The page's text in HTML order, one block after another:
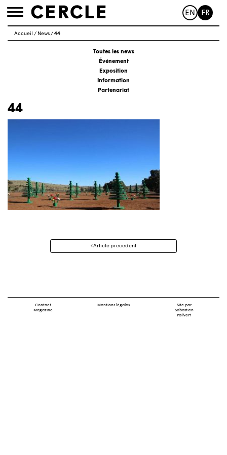
Toggle
EN FR
Accueil / News/44
Toutes les news
Événement
Exposition
Information
Partenariat
44
Navigation
Article précédent
Contact
Magazine
Mentions légales
Site par
Sébastien
Poilvert